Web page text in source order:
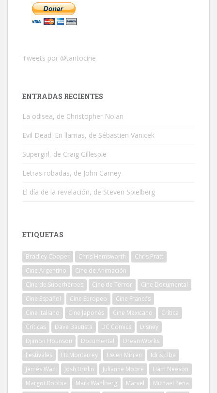
Tweets por @tantocine
ENTRADAS RECIENTES
La odisea, de Christopher Nolan
Evil Dead: En llamas, de Sébastien Vanicek
Supergirl, de Craig Gillespie
Letras robadas, de John Carney
El día de la revelación, de Steven Spielberg
ETIQUETAS
Bradley Cooper Chris Hemsworth
Chris Pratt
Cine Argentino
Cine de Animación
Cine de Superhéroes
Cine de Terror
Cine Documental
Cine Español
Cine Europeo
Cine Francés
Cine Italiano
Cine Japonés Cine Mexicano
Crítica
Críticas
Dave Bautista DC Comics
Disney
Djimon Hounsou
Documental
DreamWorks
Festivales
FICMonterrey Helen Mirren
Idris Elba
James Wan
Josh Brolin Julianne Moore
Liam Neeson
Margot Robbie
Mark Wahlberg Marvel Michael Peña